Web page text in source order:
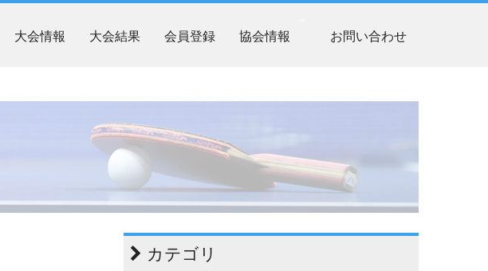
大会情報 大会結果 会員登録 協会情報 お問い合わせ
カテゴリ